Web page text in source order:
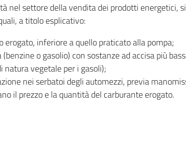
nel settore della vendita dei prodotti energetici,
a titolo esplicativo:
inferiore a quello praticato alla pompa;
o gasolio) con sostanze ad accisa più
vegetale per i gasoli);
nei serbatoi degli automezzi, previa
il prezzo e la quantità del carburante erogato.